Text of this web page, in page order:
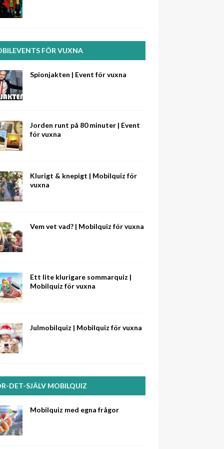
FÖR VUXNA
Spionjakten | Event för vuxna
Jorden runt på 80 minuter | Event
för vuxna
Klurigt & knepigt | Mobilquiz för
vuxna
Vem vet vad? | Mobilquiz för vuxna
Ett lite klurigare sommarquiz |
Mobilquiz för vuxna
Julmobilquiz | Mobilquiz för vuxna
DET-SJÄLV MOBILQUIZ
Mobilquiz med egna frågor